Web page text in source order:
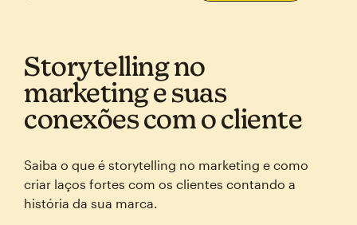
Storytelling no
marketing e suas
conexões com o cliente
Saiba o que é storytelling no marketing e como
criar laços fortes com os clientes contando a
história da sua marca.